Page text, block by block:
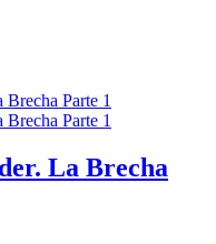
La Brecha